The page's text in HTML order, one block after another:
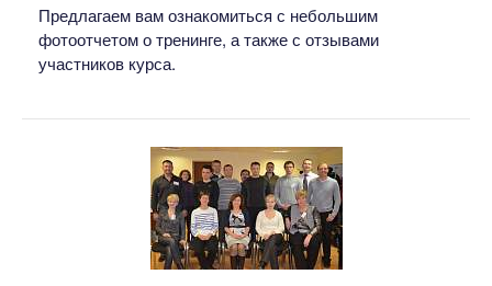
Предлагаем вам ознакомиться с небольшим
фотоотчетом о тренинге, а также с отзывами
участников курса.